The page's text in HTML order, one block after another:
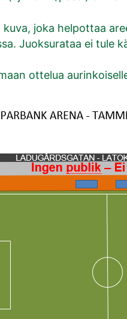
joka helpottaa
Juoksurataa ei tule
ottelua